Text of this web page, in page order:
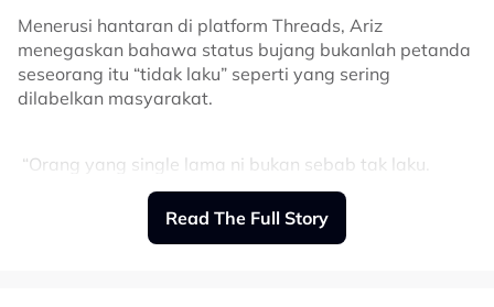
Menerusi hantaran di platform Threads, Ariz
menegaskan bahawa status bujang bukanlah petanda
seseorang itu “tidak laku” seperti yang sering
dilabelkan masyarakat.
“Orang yang single lama ni bukan sebab tak laku.
Selalu ada cerita di sebaliknya. ada yang dah serik
bercinta, ada yang tengah jaga parents yang uzur,”
Read The Full Story